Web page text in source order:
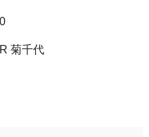
菊千代